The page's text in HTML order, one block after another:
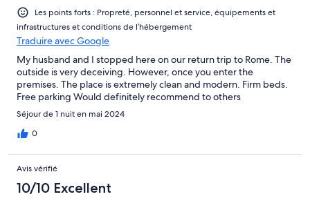
Les points forts : Propreté, personnel et service, équipements et
infrastructures et conditions de l’hébergement
Traduire avec Google
My husband and I stopped here on our return trip to Rome. The
outside is very deceiving. However, once you enter the
premises. The place is extremely clean and modern. Firm beds.
Free parking Would definitely recommend to others
Séjour de 1 nuit en mai 2024
0
Avis vérifié
10/10 Excellent